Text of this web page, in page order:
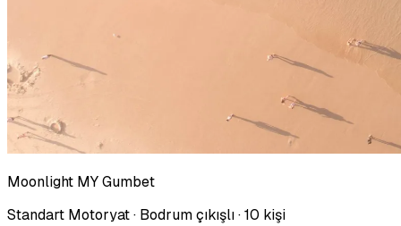
Moonlight MY Gumbet
Standart Motoryat · Bodrum çıkışlı · 10 kişi